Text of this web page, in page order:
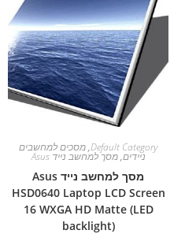
Default Category
,מסכים למחשבים
ניידים,מסך למחשב נייד Asus
מסך למחשב נייד Asus
HSD0640 Laptop LCD Screen
16 WXGA HD Matte (LED
backlight)